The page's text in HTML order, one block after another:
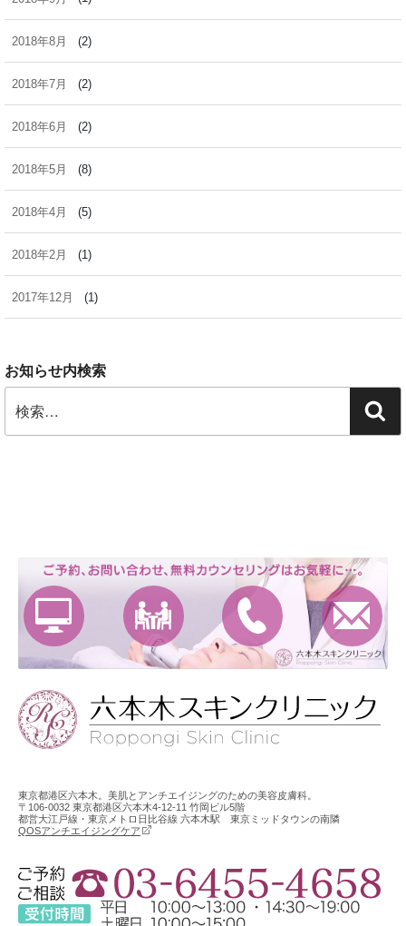
2018年8月 (2)
2018年7月 (2)
2018年6月 (2)
2018年5月 (8)
2018年4月 (5)
2018年2月 (1)
2017年12月 (1)
お知らせ内検索
索
東京都港区六本木。美肌とアンチエイジングのための美容皮膚科。
〒106-0032 東京都港区六本木4-12-11 竹岡ビル5階
都営大江戸線・東京メトロ日比谷線 六本木駅 東京ミッドタウンの南隣
QOSアンチエイジングケア